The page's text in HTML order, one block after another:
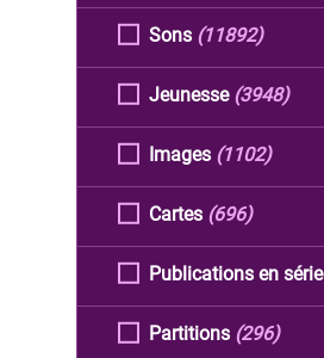
Sons (11892)
Jeunesse (3948)
Images (1102)
Cartes (696)
Publications en série
Partitions (296)